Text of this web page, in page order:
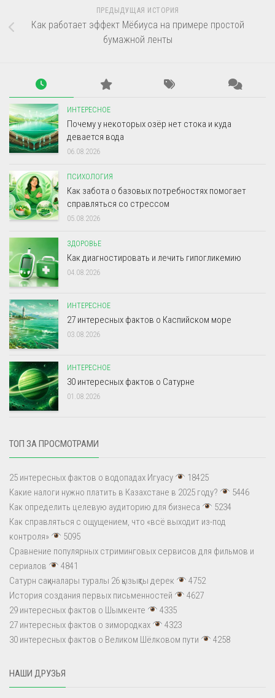
ПРЕДЫДУЩАЯ ИСТОРИЯ
Как работает эффект Мёбиуса на примере простой
бумажной ленты
ИНТЕРЕСНОЕ
Почему у некоторых озёр нет стока и куда
девается вода
06.08.2026
ПСИХОЛОГИЯ
Как забота о базовых потребностях помогает
справляться со стрессом
05.08.2026
ЗДОРОВЬЕ
Как диагностировать и лечить гипогликемию
04.08.2026
ИНТЕРЕСНОЕ
27 интересных фактов о Каспийском море
03.08.2026
ИНТЕРЕСНОЕ
30 интересных фактов о Сатурне
01.08.2026
ТОП ЗА ПРОСМОТРАМИ
25 интересных фактов о водопадах Игуасу
18425
Какие налоги нужно платить в Казахстане в 2025 году?
5446
Как определить целевую аудиторию для бизнеса
5234
Как справляться с ощущением, что «всё выходит из-под
контроля»
5095
Сравнение популярных стриминговых сервисов для фильмов и
сериалов
4841
Сатурн сақиналары туралы 26 қызықты дерек
4752
История создания первых письменностей
4627
29 интересных фактов о Шымкенте
4335
27 интересных фактов о зимородках
4323
30 интересных фактов о Великом Шёлковом пути
4258
НАШИ ДРУЗЬЯ